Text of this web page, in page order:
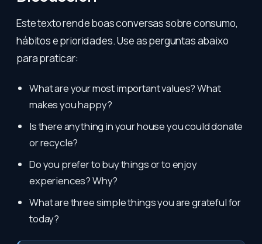
Este texto rende boas conversas sobre consumo,
hábitos e prioridades. Use as perguntas abaixo
para praticar:
What are your most important values? What
makes you happy?
Is there anything in your house you could donate
or recycle?
Do you prefer to buy things or to enjoy
experiences? Why?
What are three simple things you are grateful for
today?